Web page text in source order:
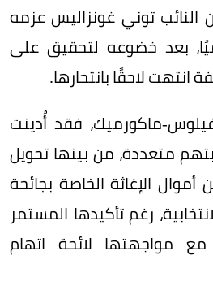
النائب توني غونزاليس عزمه
بعد خضوعه لتحقيق على
لاحقًا بانتحارها.
ماكورميك، فقد أُدينت
متعددة، من بينها تحويل
من أموال الإغاثة الخاصة بجائحة
رغم تأكيدها المستمر
مواجهتها لائحة اتهام